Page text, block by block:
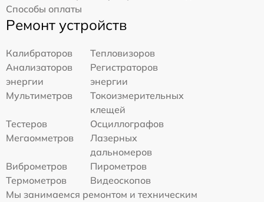
Способы оплаты
Ремонт устройств
Калибраторов
Тепловизоров
Анализаторов
энергии
Регистраторов
энергии
Мультиметров
Токоизмерительных
клещей
Тестеров
Осциллографов
Мегаомметров
Лазерных
дальномеров
Виброметров
Пирометров
Термометров
Видеоскопов
Мы занимаемся ремонтом и техническим